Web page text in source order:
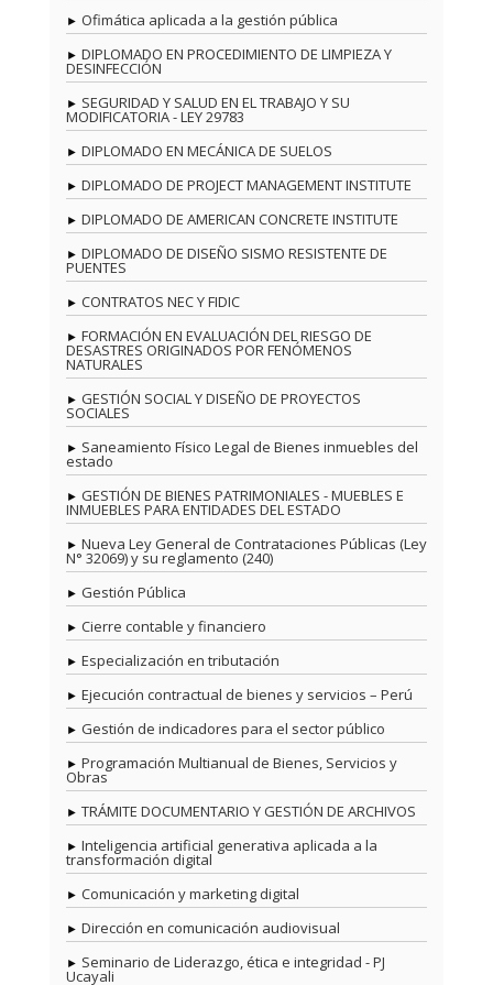
Ofimática aplicada a la gestión pública
DIPLOMADO EN PROCEDIMIENTO DE LIMPIEZA Y
DESINFECCIÓN
SEGURIDAD Y SALUD EN EL TRABAJO Y SU
MODIFICATORIA - LEY 29783
DIPLOMADO EN MECÁNICA DE SUELOS
DIPLOMADO DE PROJECT MANAGEMENT INSTITUTE
DIPLOMADO DE AMERICAN CONCRETE INSTITUTE
DIPLOMADO DE DISEÑO SISMO RESISTENTE DE
PUENTES
CONTRATOS NEC Y FIDIC
FORMACIÓN EN EVALUACIÓN DEL RIESGO DE
DESASTRES ORIGINADOS POR FENÓMENOS
NATURALES
GESTIÓN SOCIAL Y DISEÑO DE PROYECTOS
SOCIALES
Saneamiento Físico Legal de Bienes inmuebles del
estado
GESTIÓN DE BIENES PATRIMONIALES - MUEBLES E
INMUEBLES PARA ENTIDADES DEL ESTADO
Nueva Ley General de Contrataciones Públicas (Ley
N° 32069) y su reglamento (240)
Gestión Pública
Cierre contable y financiero
Especialización en tributación
Ejecución contractual de bienes y servicios – Perú
Gestión de indicadores para el sector público
Programación Multianual de Bienes, Servicios y
Obras
TRÁMITE DOCUMENTARIO Y GESTIÓN DE ARCHIVOS
Inteligencia artificial generativa aplicada a la
transformación digital
Comunicación y marketing digital
Dirección en comunicación audiovisual
Seminario de Liderazgo, ética e integridad - PJ
Ucayali